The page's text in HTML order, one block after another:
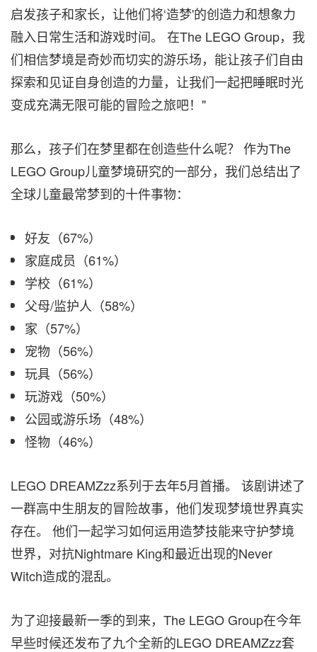
启发孩子和家长，让他们将‘造梦'的创造力和想象力
融入日常生活和游戏时间。 在The LEGO Group，我
们相信梦境是奇妙而切实的游乐场，能让孩子们自由
探索和见证自身创造的力量，让我们一起把睡眠时光
变成充满无限可能的冒险之旅吧！"
那么，孩子们在梦里都在创造些什么呢？ 作为The
LEGO Group儿童梦境研究的一部分，我们总结出了
全球儿童最常梦到的十件事物：
好友（67%）
家庭成员（61%）
学校（61%）
父母/监护人（58%）
家（57%）
宠物（56%）
玩具（56%）
玩游戏（50%）
公园或游乐场（48%）
怪物（46%）
LEGO DREAMZzz系列于去年5月首播。 该剧讲述了
一群高中生朋友的冒险故事，他们发现梦境世界真实
存在。 他们一起学习如何运用造梦技能来守护梦境
世界，对抗Nightmare King和最近出现的Never
Witch造成的混乱。
为了迎接最新一季的到来，The LEGO Group在今年
早些时候还发布了九个全新的LEGO DREAMZzz套